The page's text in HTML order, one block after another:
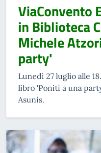
ViaConvento
in Biblioteca
Michele
party'
Lunedì 27 luglio alle
libro 'Ponitì a una
Asunis.